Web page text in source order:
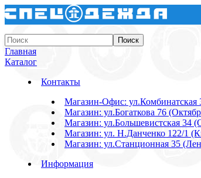
Главная
Каталог
Контакты
Магазин-Офис: ул.Комбинатская
Магазин: ул.Богаткова 76
Магазин: ул.Большевистская 34
Магазин: ул. Н.Данченко 122/1
Магазин: ул.Станционная 35
Информация